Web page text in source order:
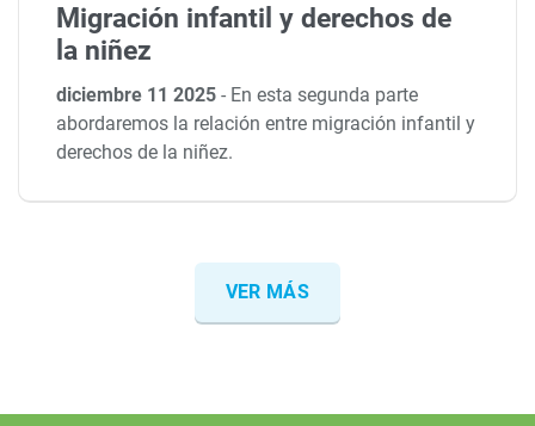
Migración infantil y derechos de
la niñez
diciembre 11 2025- En esta segunda parte
abordaremos la relación entre migración infantil y
derechos de la niñez.
VER MÁS